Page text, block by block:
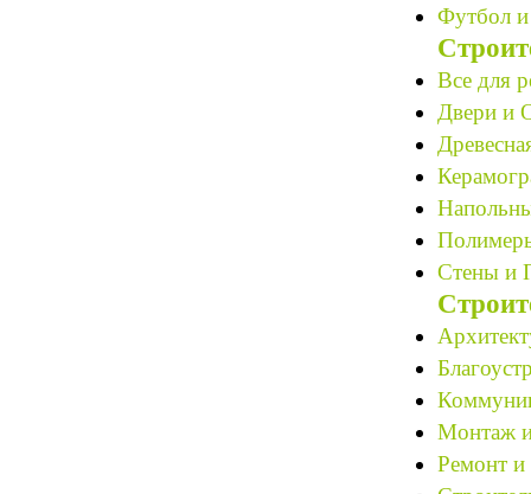
Футбол
Все для
Двери и
Стены и
Монтаж
Ремонт и